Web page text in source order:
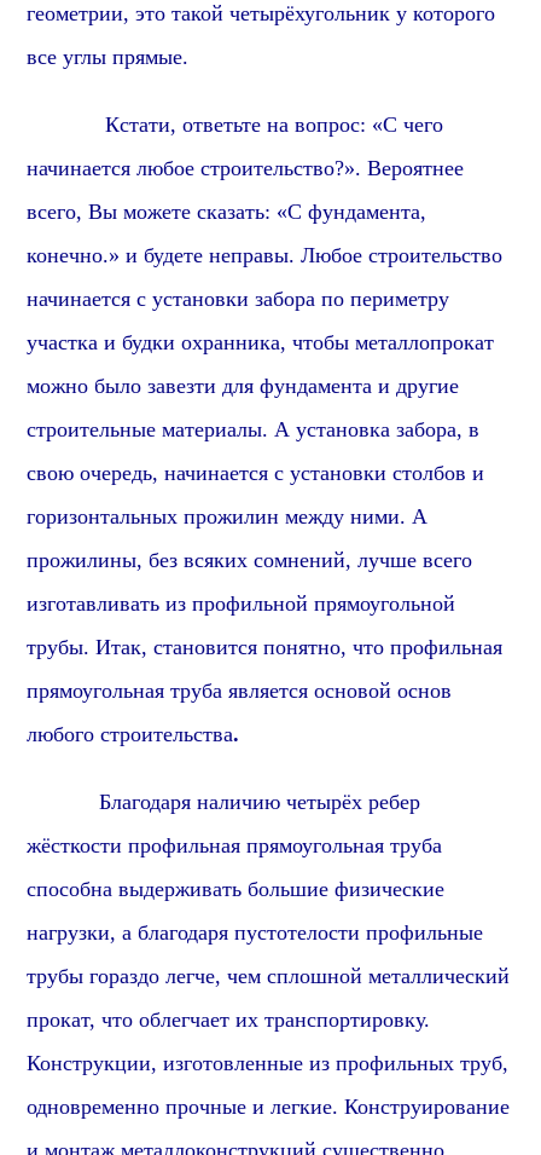
геометрии, это такой четырёхугольник у которого
все углы прямые.
Кстати, ответьте на вопрос: «С чего
начинается любое строительство?». Вероятнее
всего, Вы можете сказать: «С фундамента,
конечно.» и будете неправы. Любое строительство
начинается с установки забора по периметру
участка и будки охранника, чтобы металлопрокат
можно было завезти для фундамента и другие
строительные материалы. А установка забора, в
свою очередь, начинается с установки столбов и
горизонтальных прожилин между ними. А
прожилины, без всяких сомнений, лучше всего
изготавливать из профильной прямоугольной
трубы. Итак, становится понятно, что профильная
прямоугольная труба является основой основ
любого строительства.
Благодаря наличию четырёх ребер
жёсткости профильная прямоугольная труба
способна выдерживать большие физические
нагрузки, а благодаря пустотелости профильные
трубы гораздо легче, чем сплошной металлический
прокат, что облегчает их транспортировку.
Конструкции, изготовленные из профильных труб,
одновременно прочные и легкие. Конструирование
и монтаж металлоконструкций существенно